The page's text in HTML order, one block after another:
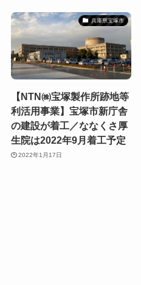
兵庫県宝塚市
【NTN㈱宝塚製作所跡地等
利活用事業】宝塚市新庁舎
の建設が着工／ななくさ厚
生院は2022年9月着工予定
2022年1月17日